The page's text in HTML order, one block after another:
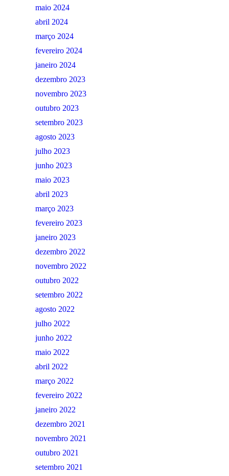
maio 2024
abril 2024
março 2024
fevereiro 2024
janeiro 2024
dezembro 2023
novembro 2023
outubro 2023
setembro 2023
agosto 2023
julho 2023
junho 2023
maio 2023
abril 2023
março 2023
fevereiro 2023
janeiro 2023
dezembro 2022
novembro 2022
outubro 2022
setembro 2022
agosto 2022
julho 2022
junho 2022
maio 2022
abril 2022
março 2022
fevereiro 2022
janeiro 2022
dezembro 2021
novembro 2021
outubro 2021
setembro 2021